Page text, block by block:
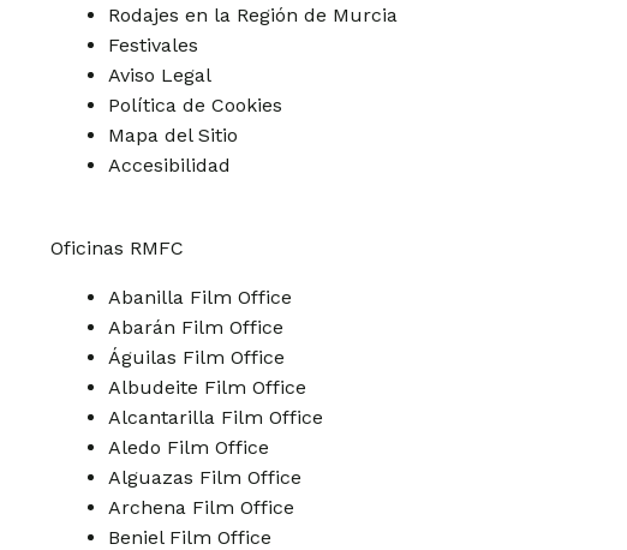
Rodajes en la Región de Murcia
Festivales
Aviso Legal
Política de Cookies
Mapa del Sitio
Accesibilidad
Oficinas RMFC
Abanilla Film Office
Abarán Film Office
Águilas Film Office
Albudeite Film Office
Alcantarilla Film Office
Aledo Film Office
Alguazas Film Office
Archena Film Office
Beniel Film Office